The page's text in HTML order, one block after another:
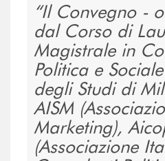
Il Convegno -
dal Corso di
Magistrale in
Politica e
degli Studi di
AISM
Marketing),
(Associazione